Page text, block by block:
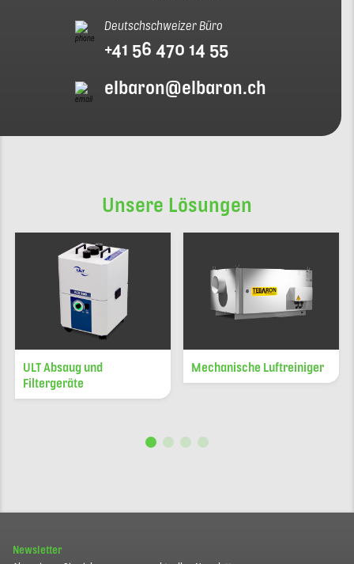
Deutschschweizer Büro
+41 56 470 14 55
elbaron@elbaron.ch
Unsere Lösungen
ULT Absaug und
Filtergeräte
Mechanische Luftreiniger
Newsletter